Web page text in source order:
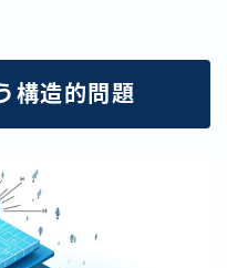
構造的問題